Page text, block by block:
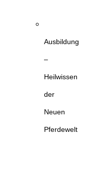
Ausbildung
–
Heilwissen
der
Neuen
Pferdewelt